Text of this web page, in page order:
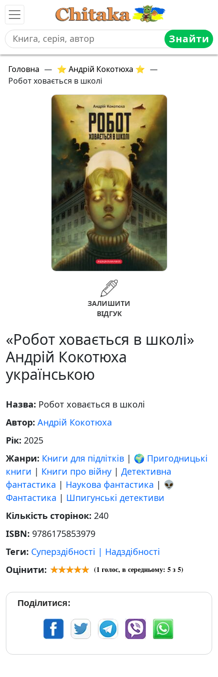
Знайти
Головна — ⭐ Андрій Кокотюха ⭐ —
Робот ховається в школі
ЗАЛИШИТИ
ВІДГУК
«Робот ховається в школі»
Андрій Кокотюха
українською
Назва: Робот ховається в школі
Автор: Андрій Кокотюха
Рік: 2025
Жанри: Книги для підлітків | 🌍 Пригодницькі
книги | Книги про війну | Детективна
фантастика | Наукова фантастика | 👽
Фантастика | Шпигунські детективи
Кількість сторінок: 240
ISBN: 9786175853979
Теги: Суперздібності | Надздібності
Оцінити:
(1 голос, в середньому: 5з 5)
Поділитися: